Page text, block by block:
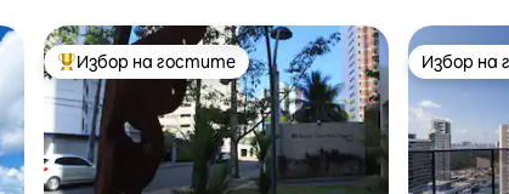
Най-популярен избор на гостите
Избор на гостите Избор на
Избор на